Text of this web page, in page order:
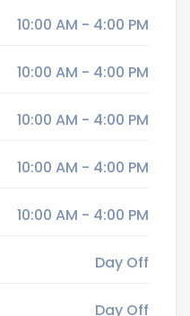
10:00 AM - 4:00 PM
10:00 AM - 4:00 PM
10:00 AM - 4:00 PM
10:00 AM - 4:00 PM
10:00 AM - 4:00 PM
Day Off
Day Off